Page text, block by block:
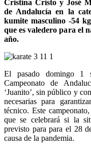
Cristina Cristo y José
de Andalucía en la
kumite masculino -54
que es valedero para el
año.
El pasado domingo 1
Campeonato de
‘Juanito’, sin público y
necesarias para
técnico. Este
que se celebrará si la
previsto para para el 28
causa de la pandemia.